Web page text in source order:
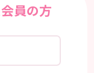
員の方